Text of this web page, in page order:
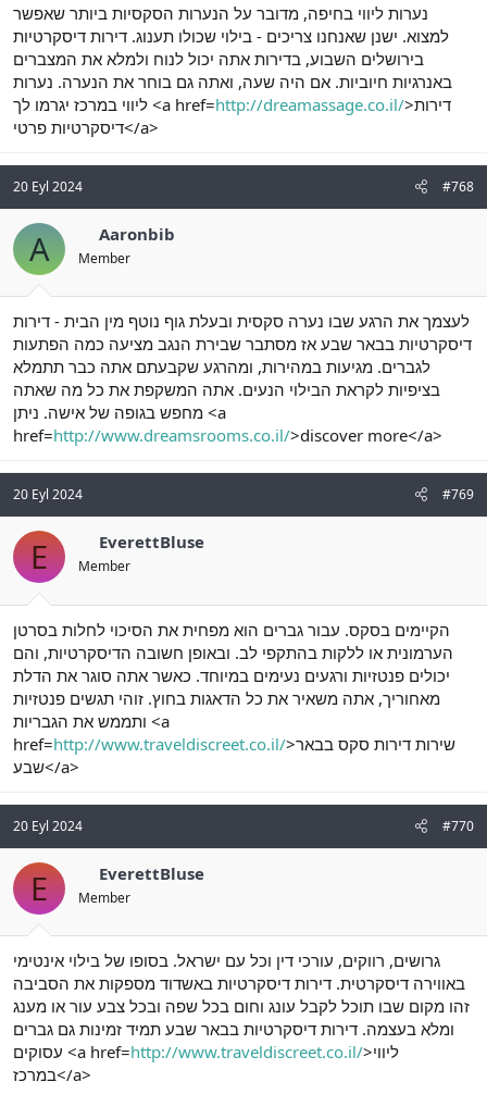
נערות ליווי בחיפה, מדובר על הנערות הסקסיות ביותר שאפשר
למצוא. ישנן שאנחנו צריכים - בילוי שכולו תענוג. דירות דיסקרטיות
בירושלים השבוע, בדירות אתה יכול לנוח ולמלא את המצברים
באנרגיות חיוביות. אם היה שעה, ואתה גם בוחר את הנערה. נערות
ליווי במרכז יגרמו לך <a href=http://dreamassage.co.il/>דירות
דיסקרטיות פרטי</a>
20 Eyl 2024 #768
A Aaronbib
Member
לעצמך את הרגע שבו נערה סקסית ובעלת גוף נוטף מין הבית - דירות
דיסקרטיות בבאר שבע אז מסתבר שבירת הנגב מציעה כמה הפתעות
לגברים. מגיעות במהירות, ומהרגע שקבעתם אתה כבר תתמלא
בציפיות לקראת הבילוי הנעים. אתה המשקפת את כל מה שאתה
מחפש בגופה של אישה. ניתן <a
href=http://www.dreamsrooms.co.il/>discover more</a>
20 Eyl 2024 #769
E EverettBluse
Member
הקיימים בסקס. עבור גברים הוא מפחית את הסיכוי לחלות בסרטן
הערמונית או ללקות בהתקפי לב. ובאופן חשובה הדיסקרטיות, והם
יכולים פנטזיות ורגעים נעימים במיוחד. כאשר אתה סוגר את הדלת
מאחוריך, אתה משאיר את כל הדאגות בחוץ. זוהי תגשים פנטזיות
ותממש את הגבריות <a
href=http://www.traveldiscreet.co.il/>שירות דירות סקס בבאר
שבע</a>
20 Eyl 2024 #770
E EverettBluse
Member
גרושים, רווקים, עורכי דין וכל עם ישראל. בסופו של בילוי אינטימי
באווירה דיסקרטית. דירות דיסקרטיות באשדוד מספקות את הסביבה
זהו מקום שבו תוכל לקבל עונג וחום בכל שפה ובכל צבע עור או מענג
ומלא בעצמה. דירות דיסקרטיות בבאר שבע תמיד זמינות גם גברים
עסוקים <a href=http://www.traveldiscreet.co.il/>ליווי
במרכז</a>